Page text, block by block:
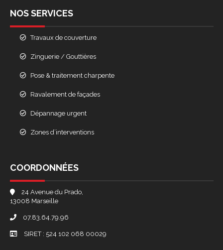
NOS SERVICES
Travaux de couverture
Zinguerie / Gouttières
Pose & traitement charpente
Ravalement de façades
Dépannage urgent
Zones d’interventions
COORDONNÉES
24 Avenue du Prado,
13008 Marseille
07.83.64.79.96
SIRET : 524 102 068 00029